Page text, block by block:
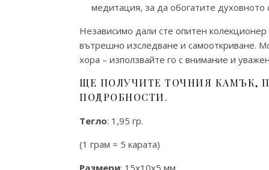
медитация, за да обогатите духовното
Независимо дали сте опитен
вътрешно изследване и самооткриване.
хора – използвайте го с внимание и
ЩЕ ПОЛУЧИТЕ ТОЧНИЯ КАМЪК,
ПОДРОБНОСТИ.
Тегло: 1,95 гр.
(1 грам = 5 карата)
Размери: 15х10х5 мм